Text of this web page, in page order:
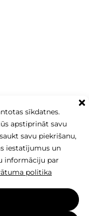
sīkdatnes.
apstiprināt savu
savu piekrišanu,
iestatījumus un
informāciju par
politika
ir SIA Betono
izmantot